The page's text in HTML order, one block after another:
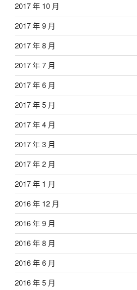
2017 年 10 月
2017 年 9 月
2017 年 8 月
2017 年 7 月
2017 年 6 月
2017 年 5 月
2017 年 4 月
2017 年 3 月
2017 年 2 月
2017 年 1 月
2016 年 12 月
2016 年 9 月
2016 年 8 月
2016 年 6 月
2016 年 5 月